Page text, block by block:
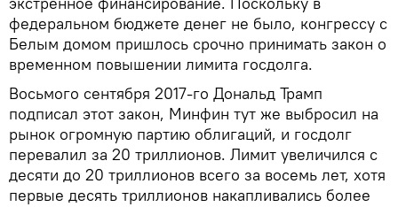
федеральном бюджете денег не было, конгрессу с
Белым домом пришлось срочно принимать закон о
временном повышении лимита госдолга.
Восьмого сентября 2017-го Дональд Трамп
подписал этот закон, Минфин тут же выбросил на
рынок огромную партию облигаций, и госдолг
перевалил за 20 триллионов. Лимит увеличился с
десяти до 20 триллионов всего за восемь лет, хотя
первые десять триллионов накапливались более